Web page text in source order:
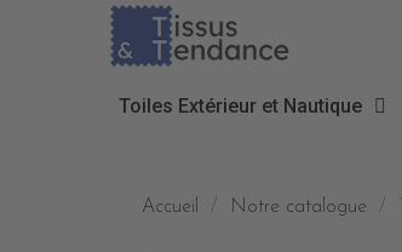
Toiles Extérieur et Nautique
Accueil Notre catalogue